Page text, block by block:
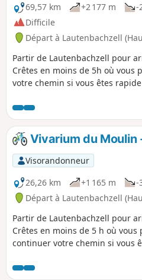
69,57 km
+2 177 m -
Difficile
Départ à Lautenbachzell
Partir de Lautenbachzell pour
Crêtes en moins de 5h où
votre chemin si vous êtes
entre le Markstein et le Grand
magnifiques vues.
Vivarium du Moulin
Visorandonneur
26,26 km
+1 165 m -
Départ à Lautenbachzell
Partir de Lautenbachzell pour
Crêtes en moins de 5 h où
continuer votre chemin si vous